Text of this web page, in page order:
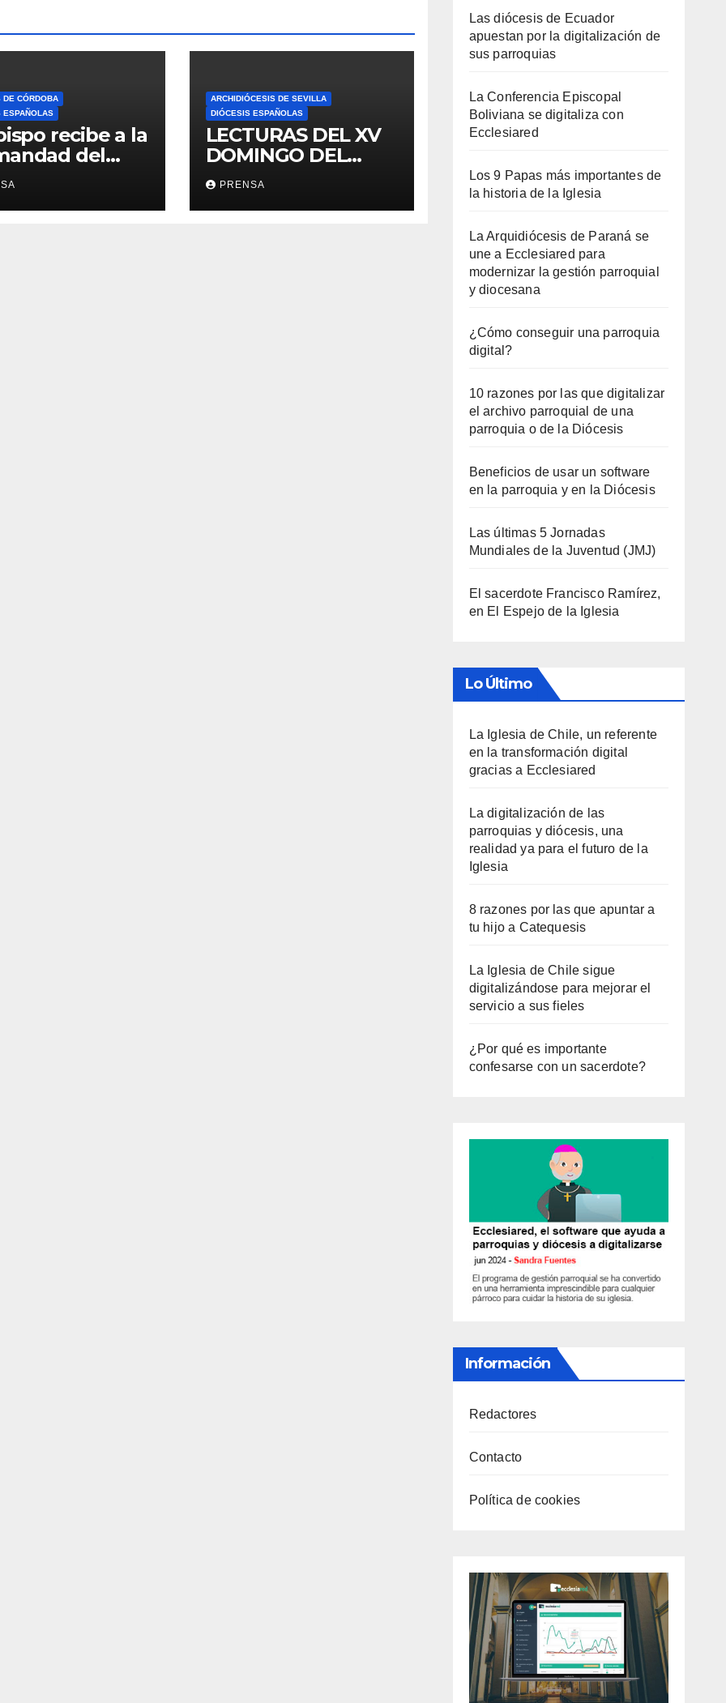
DE CÓRDOBA
ESPAÑOLAS
recibe a la
del
ARCHIDIÓCESIS DE SEVILLA
DIÓCESIS ESPAÑOLAS
LECTURAS DEL XV
DOMINGO DEL
TIEMPO
ORDINARIO (A)
PRENSA
Las diócesis de Ecuador
apuestan por la digitalización de
sus parroquias
La Conferencia Episcopal
Boliviana se digitaliza con
Ecclesiared
Los 9 Papas más importantes de
la historia de la Iglesia
La Arquidiócesis de Paraná se
une a Ecclesiared para
modernizar la gestión parroquial
y diocesana
¿Cómo conseguir una parroquia
digital?
10 razones por las que digitalizar
el archivo parroquial de una
parroquia o de la Diócesis
Beneficios de usar un software
en la parroquia y en la Diócesis
Las últimas 5 Jornadas
Mundiales de la Juventud (JMJ)
El sacerdote Francisco Ramírez,
en El Espejo de la Iglesia
Lo Último
La Iglesia de Chile, un referente
en la transformación digital
gracias a Ecclesiared
La digitalización de las
parroquias y diócesis, una
realidad ya para el futuro de la
Iglesia
8 razones por las que apuntar a
tu hijo a Catequesis
La Iglesia de Chile sigue
digitalizándose para mejorar el
servicio a sus fieles
¿Por qué es importante
confesarse con un sacerdote?
Información
Redactores
Contacto
Política de cookies